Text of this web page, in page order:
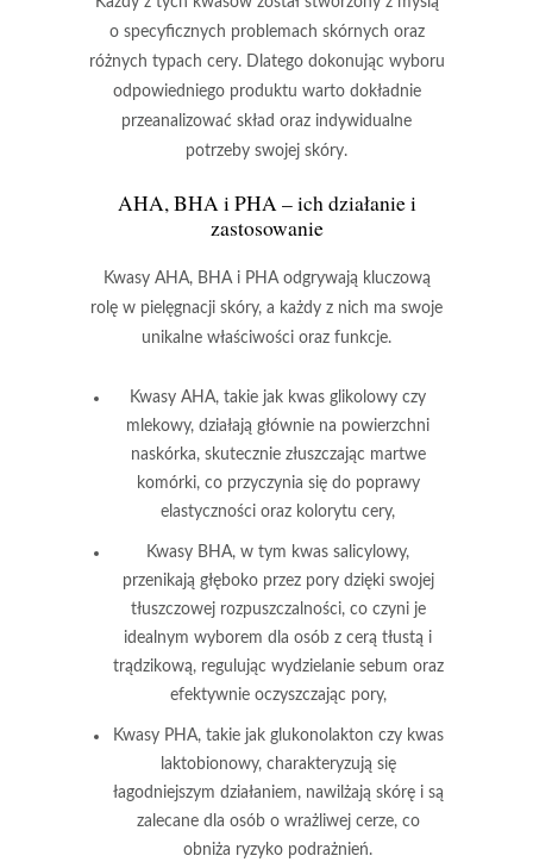
o specyficznych problemach skórnych oraz
różnych typach cery.Dlatego dokonując wyboru
odpowiedniego produktu warto dokładnie
przeanalizować skład oraz indywidualne
potrzeby swojej skóry.
AHA, BHA i PHA – ich działanie i
zastosowanie
Kwasy AHA, BHAi PHAodgrywają kluczową
rolę w pielęgnacji skóry, a każdy z nich ma swoje
unikalne właściwości oraz funkcje.
Kwasy AHA, takie jak kwas glikolowy czy
mlekowy, działają głównie na powierzchni
naskórka, skutecznie złuszczając martwe
komórki, co przyczynia się do poprawy
elastyczności oraz kolorytu cery,
Kwasy BHA, w tym kwas salicylowy,
przenikają głęboko przez pory dzięki swojej
tłuszczowej rozpuszczalności, co czyni je
idealnym wyborem dla osób z cerą tłustą i
trądzikową, regulując wydzielanie sebum oraz
efektywnie oczyszczając pory,
Kwasy PHA, takie jak glukonolakton czy kwas
laktobionowy, charakteryzują się
łagodniejszym działaniem, nawilżają skórę i są
zalecane dla osób o wrażliwej cerze, co
obniża ryzyko podrażnień.